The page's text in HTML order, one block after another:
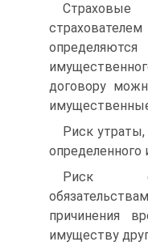
договору
Риск
Риск
причинения
имуществу